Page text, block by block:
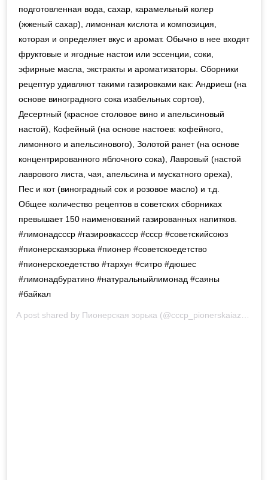
подготовленная вода, сахар, карамельный колер
(жженый сахар), лимонная кислота и композиция,
которая и определяет вкус и аромат. Обычно в нее входят
фруктовые и ягодные настои или эссенции, соки,
эфирные масла, экстракты и ароматизаторы. Сборники
рецептур удивляют такими газировками как: Андриеш (на
основе виноградного сока изабельных сортов),
Десертный (красное столовое вино и апельсиновый
настой), Кофейный (на основе настоев: кофейного,
лимонного и апельсинового), Золотой ранет (на основе
концентрированного яблочного сока), Лавровый (настой
лаврового листа, чая, апельсина и мускатного ореха),
Пес и кот (виноградный сок и розовое масло) и т.д.
Общее количество рецептов в советских сборниках
превышает 150 наименований газированных напитков. ⠀
#лимонадссср #газировкассср #ссср #советскийсоюз
#пионерскаязорька #пионер #советскоедетство
#пионерскоедетство #тархун #ситро #дюшес
#лимонадбуратино #натуральныйлимонад #саяны
#байкал ⠀⠀⠀⠀⠀⠀⠀⠀⠀⠀⠀⠀⠀⠀⠀⠀⠀⠀⠀⠀⠀⠀
A post shared by Пионерская зорька (@cccp_pionerskaiazorka) on